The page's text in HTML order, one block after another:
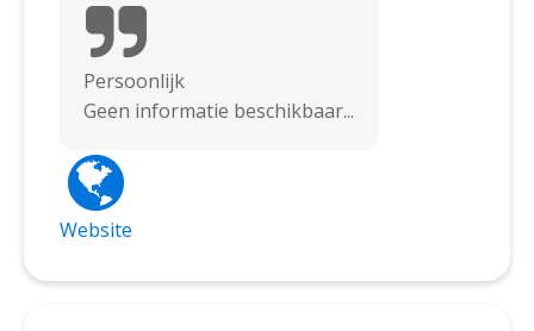
Persoonlijk
Geen informatie beschikbaar...
Website